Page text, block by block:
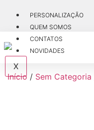
PERSONALIZAÇÃO
QUEM SOMOS
CONTATOS
NOVIDADES
X
Início / Sem Categoria